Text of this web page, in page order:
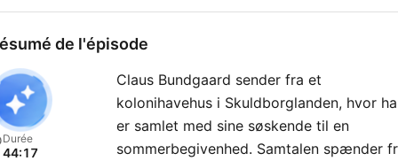
de l'épisode
Durée
44:17
Claus Bundgaard sender fra et
kolonihavehus i Skuldborglanden, hvor
er samlet med sine søskende til en
sommerbegivenhed. Samtalen spænder